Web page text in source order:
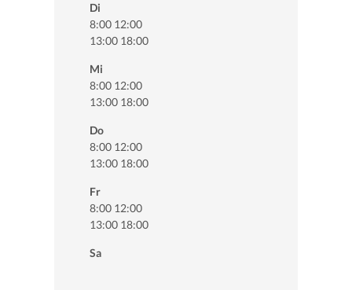
Di
8:00 12:00
13:00 18:00
Mi
8:00 12:00
13:00 18:00
Do
8:00 12:00
13:00 18:00
Fr
8:00 12:00
13:00 18:00
Sa